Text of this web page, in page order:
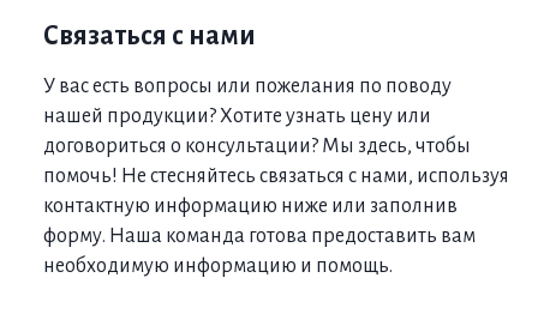
Связаться с нами
У вас есть вопросы или пожелания по поводу
нашей продукции? Хотите узнать цену или
договориться о консультации? Мы здесь, чтобы
помочь! Не стесняйтесь связаться с нами, используя
контактную информацию ниже или заполнив
форму. Наша команда готова предоставить вам
необходимую информацию и помощь.